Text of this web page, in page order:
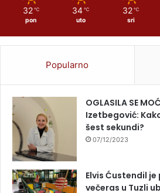
32 ℃
pon
34 ℃
uto
32 ℃
sri
Popularno
OGLASILA SE
Izetbegović:
šest sekundi?
07/12/2023
Elvis Ćustendil
večeras u Tuzli